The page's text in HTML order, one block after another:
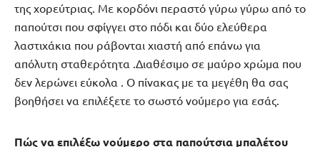
της χορεύτριας. Με κορδόνι περαστό γύρω γύρω από το
παπούτσι που σφίγγει στο πόδι και δύο ελεύθερα
λαστιχάκια που ράβονται χιαστή από επάνω για
απόλυτη σταθερότητα .Διαθέσιμο σε μαύρο χρώμα που
δεν λερώνει εύκολα . Ο πίνακας με τα μεγέθη θα σας
βοηθήσει να επιλέξετε το σωστό νούμερο για εσάς.
Πώς να επιλέξω νούμερο στα παπούτσια μπαλέτου